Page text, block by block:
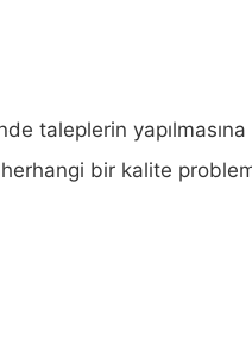
taleplerin yapılmasına
bir kalite